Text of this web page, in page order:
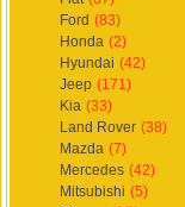
Ford (83)
Honda (2)
Hyundai (42)
Jeep (171)
Kia (33)
Land Rover (38)
Mazda (7)
Mercedes (42)
Mitsubishi (5)